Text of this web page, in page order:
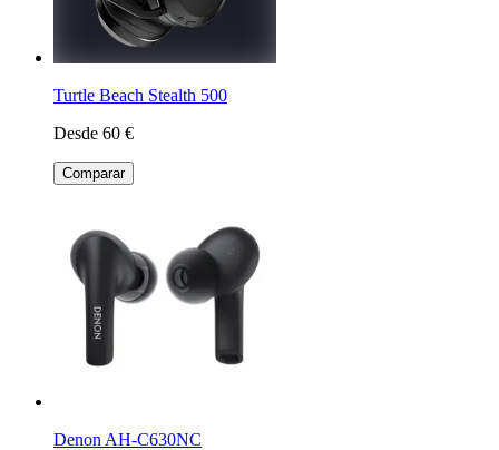
Turtle Beach Stealth 500
Desde 60 €
Comparar
Denon AH-C630NC